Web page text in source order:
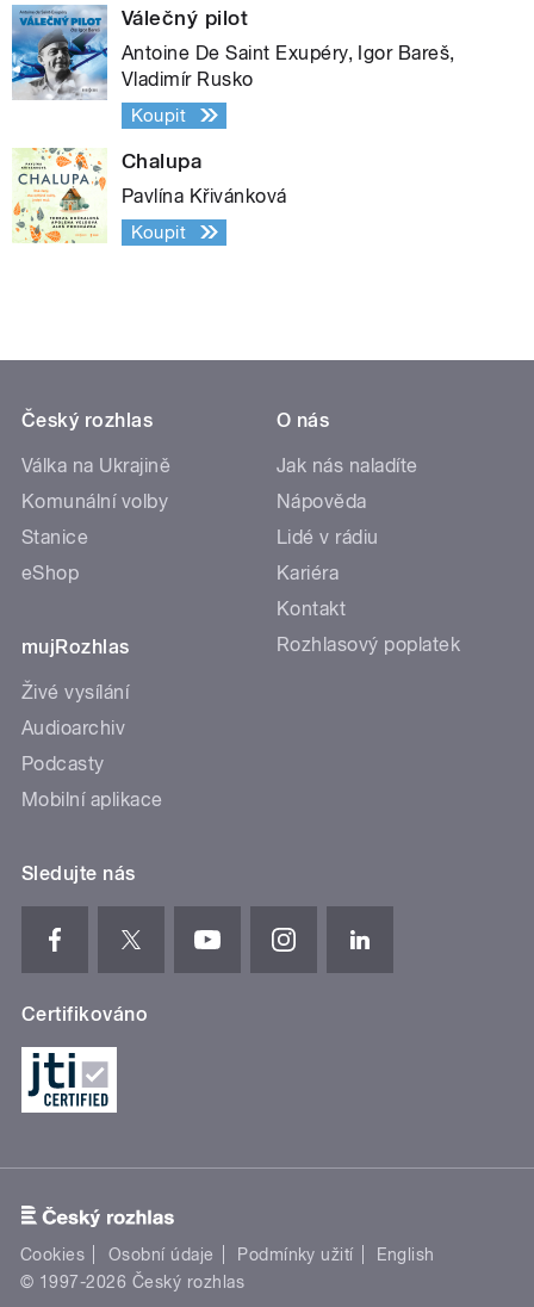
Válečný pilot
Antoine De Saint Exupéry, Igor Bareš,
Vladimír Rusko
Koupit
Chalupa
Pavlína Křivánková
Koupit
Český rozhlas
Válka na Ukrajině
Komunální volby
Stanice
eShop
mujRozhlas
Živé vysílání
Audioarchiv
Podcasty
Mobilní aplikace
O nás
Jak nás naladíte
Nápověda
Lidé v rádiu
Kariéra
Kontakt
Rozhlasový poplatek
Sledujte nás
Certifikováno
Cookies Osobní údaje Podmínky užití
English
© 1997-2026 Český rozhlas